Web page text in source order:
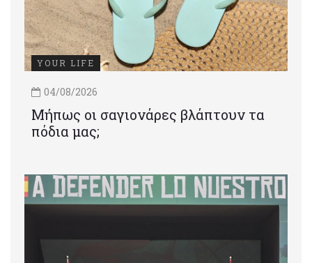
YOUR LIFE
04/08/2026
Μήπως οι σαγιονάρες βλάπτουν τα
πόδια μας;